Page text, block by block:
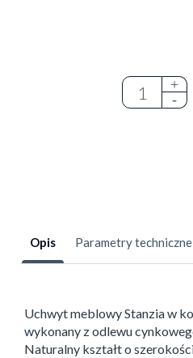
Opis Parametry techniczne
Uchwyt meblowy Stanzia w
wykonany z odlewu
Naturalny kształt o